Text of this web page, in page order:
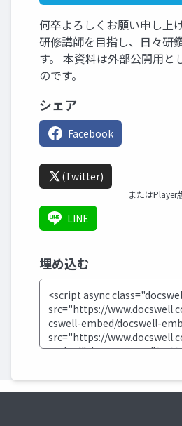
何卒よろしくお願い申し上
研修講師を目指し、日々研
す。 本資料は外部公開用と
のです。
シェア
Facebook
(Twitter)
またはPlayer
LINE
埋め込む